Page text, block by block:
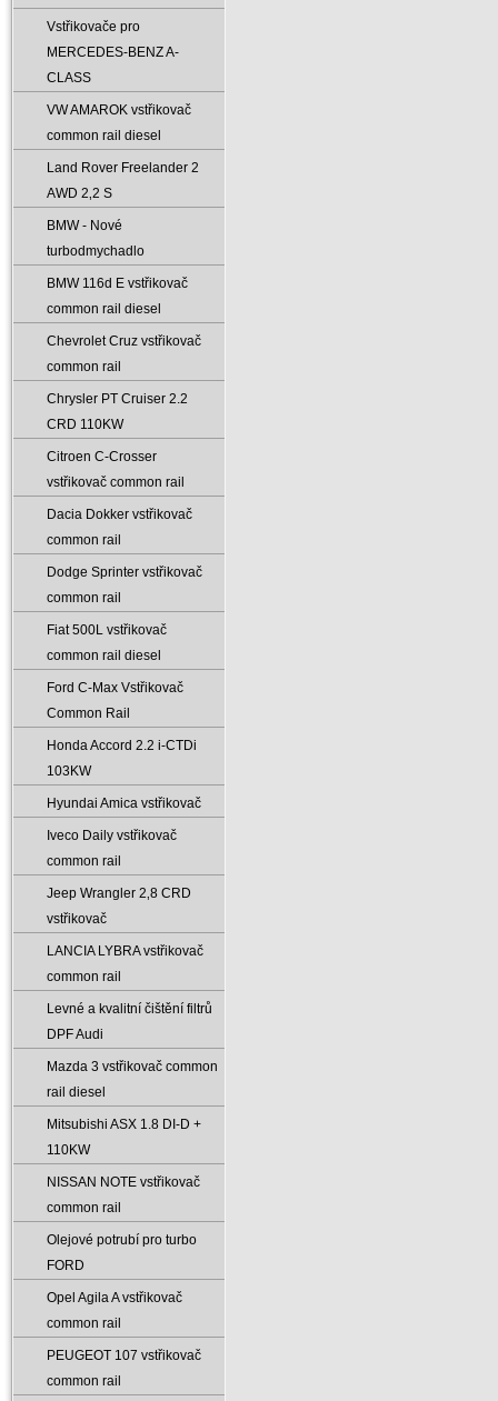
Vstřikovače pro
MERCEDES-BENZ A-
CLASS
VW AMAROK vstřikovač
common rail diesel
Land Rover Freelander 2
AWD 2‚2 S
BMW - Nové
turbodmychadlo
BMW 116d E vstřikovač
common rail diesel
Chevrolet Cruz vstřikovač
common rail
Chrysler PT Cruiser 2.2
CRD 110KW
Citroen C-Crosser
vstřikovač common rail
Dacia Dokker vstřikovač
common rail
Dodge Sprinter vstřikovač
common rail
Fiat 500L vstřikovač
common rail diesel
Ford C-Max Vstřikovač
Common Rail
Honda Accord 2.2 i-CTDi
103KW
Hyundai Amica vstřikovač
Iveco Daily vstřikovač
common rail
Jeep Wrangler 2‚8 CRD
vstřikovač
LANCIA LYBRA vstřikovač
common rail
Levné a kvalitní čištění filtrů
DPF Audi
Mazda 3 vstřikovač common
rail diesel
Mitsubishi ASX 1.8 DI-D +
110KW
NISSAN NOTE vstřikovač
common rail
Olejové potrubí pro turbo
FORD
Opel Agila A vstřikovač
common rail
PEUGEOT 107 vstřikovač
common rail